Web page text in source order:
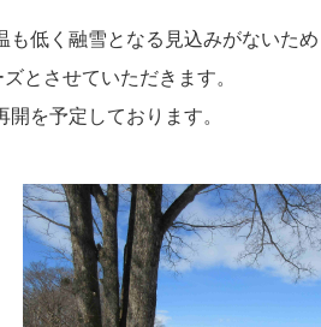
も低く融雪となる見込みがないため
とさせていただきます。
を予定しております。